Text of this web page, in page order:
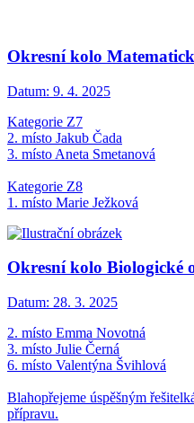
Okresní kolo
Datum: 9. 4. 2025
Kategorie Z7
2. místo Jakub Čada
3. místo Aneta Smetanová
Kategorie Z8
1. místo Marie Ježková
Okresní kolo Biologické
Datum: 28. 3. 2025
2. místo Emma Novotná
3. místo Julie Černá
6. místo Valentýna Švihlová
Blahopřejeme úspěšným
přípravu.